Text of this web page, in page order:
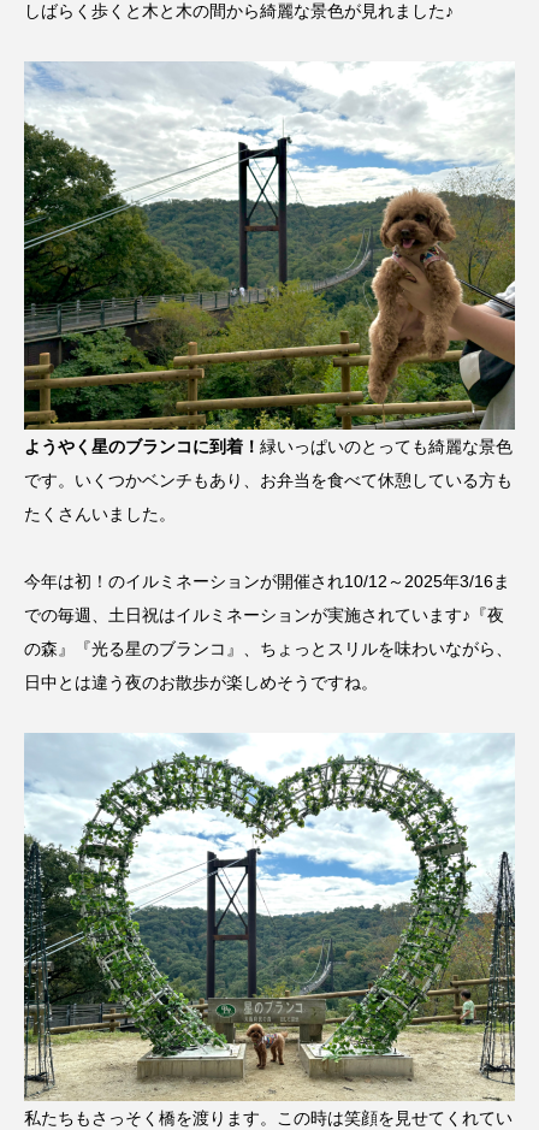
しばらく歩くと木と木の間から綺麗な景色が見れました♪
ようやく星のブランコに到着！ 緑いっぱいのとっても綺麗な景色
です。いくつかベンチもあり、お弁当を食べて休憩している方も
たくさんいました。
今年は初！のイルミネーションが開催され10/12～2025年3/16ま
での毎週、土日祝はイルミネーションが実施されています♪『夜
の森』『光る星のブランコ』、ちょっとスリルを味わいながら、
日中とは違う夜のお散歩が楽しめそうですね。
私たちもさっそく橋を渡ります。この時は笑顔を見せてくれてい